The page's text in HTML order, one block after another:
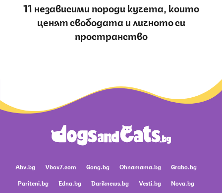
11 независими породи кучета, които
ценят свободата и личното си
пространство
Abv.bg Vbox7.com Gong.bg Ohnamama.bg
Grabo.bg
Pariteni.bg
Edna.bg Dariknews.bg Vesti.bg Nova.bg